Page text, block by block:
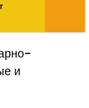
и